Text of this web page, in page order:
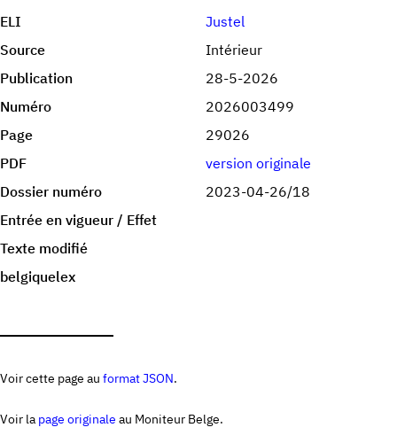
ELI
Justel
Source
Intérieur
Publication
28-5-2026
Numéro
2026003499
Page
29026
PDF
version originale
Dossier numéro
2023-04-26/18
Entrée en vigueur / Effet
Texte modifié
belgiquelex
Voir cette page au format JSON.
Voir la page originale au Moniteur Belge.